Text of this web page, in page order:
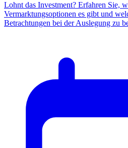
Lohnt das Investment? Erfahren Sie,
Vermarktungsoptionen es gibt und
Betrachtungen bei der Auslegung zu